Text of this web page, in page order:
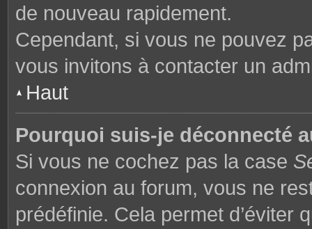
de nouveau rapidement.
Cependant, si vous ne pouvez
vous invitons à contacter un
Haut
Pourquoi suis-je déconnecté
Si vous ne cochez pas la case
connexion au forum, vous ne
prédéfinie. Cela permet d’éviter